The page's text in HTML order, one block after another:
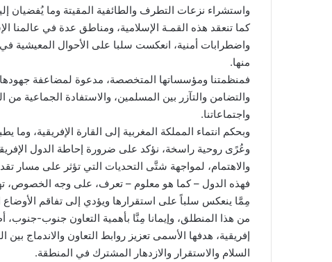
واستشراء نزعات التطرف والطائفية المقيتة وما يُفضيان
كما تنعقد هذه القمـة الإسلامية، ومناطق عدة في
واضطرابات أمنية، انعكست سلبا على الأحوال المعيشية
منها.
فمنظمتنا ومؤسساتها المتخصصة، مدعوة لمضاعفة جهودها
والتضامن والتآزر بين المسلمين، والاستفادة الجماعية من
واجتماعاتنا.
وبحكم انتماء المملكة المغربية إلى القارة الإفريقية، وما
وعُرًى روحية راسخة، نؤكد على ضرورة إحاطة الدول
والاهتمام، لمواجهة شتَّى التحديات التي تؤثر على مسار
فهذه الدول – كما هو معلوم – تعرف، على وجه الخصوص،
مِمَّا ينعكس سلباً على استقرارها ويؤدي إلى تفاقم الأوضاع
من هذا المنطلق، وإيمانا مِنَّا بأهمية التعاون جنوب-جنوب،
إفريقية، هدفها الأسمى تعزيز روابط التعاون والاندماج
السلام والاستقرار والازدهار المشترك في المنطقة.